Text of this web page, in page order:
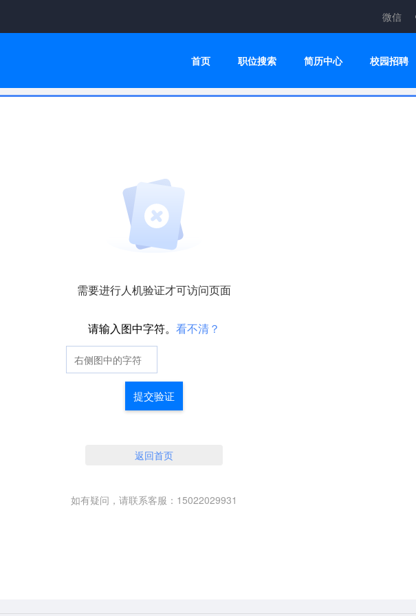
微信
首页 职位搜索 简历中心 校园招聘
需要进行人机验证才可访问页面
请输入图中字符。 看不清？
提交验证
返回首页
如有疑问，请联系客服：15022029931